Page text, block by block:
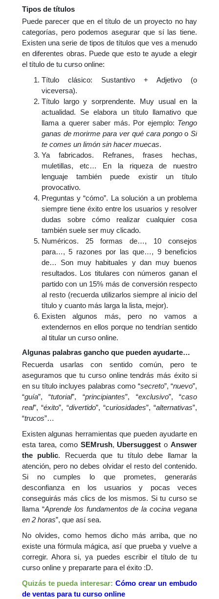
Tipos de títulos
Puede parecer que en el título de un proyecto no hay
categorías, pero podemos asegurar que sí las tiene.
Existen una serie de tipos de títulos que ves a menudo
en diferentes obras. Puede que esto te ayude a elegir
el título de tu curso online:
Título clásico: Sustantivo + Adjetivo (o
viceversa).
Título largo y sorprendente. Muy usual en la
actualidad. Se elabora un título llamativo que
llama a querer saber más. Por ejemplo: Tengo
ganas de morirme para ver qué cara pongooSi
te comes un limón sin hacer muecas.
Ya fabricados. Refranes, frases hechas,
muletillas, etc… En la riqueza de nuestro
lenguaje también puede existir un título
provocativo.
Preguntas y “cómo”. La solución a un problema
siempre tiene éxito entre los usuarios y resolver
dudas sobre cómo realizar cualquier cosa
también suele ser muy clicado.
Numéricos. 25 formas de…, 10 consejos
para…, 5 razones por las que…, 9 beneficios
de… Son muy habituales y dan muy buenos
resultados. Los titulares con números ganan el
partido con un 15% más de conversión respecto
al resto (recuerda utilizarlos siempre al inicio del
título y cuanto más larga la lista, mejor).
Existen algunos más, pero no vamos a
extendernos en ellos porque no tendrían sentido
al titular un curso online.
Algunas palabras gancho que pueden ayudarte…
Recuerda usarlas con sentido común, pero te
aseguramos que tu curso online tendrás más éxito si
en su título incluyes palabras como “secreto”, “nuevo”,
“guía”, “tutorial”, “principiantes”, “exclusivo”, “caso
real”, “éxito”, “divertido”, “curiosidades”, “alternativas”,
“trucos”…
Existen algunas herramientas que pueden ayudarte en
esta tarea, como SEMrush, Ubersuggest oAnswer
the public. Recuerda que tu título debe llamar la
atención, pero no debes olvidar el resto del contenido.
Si no cumples lo que prometes, generarás
desconfianza en los usuarios y pocas veces
conseguirás más clics de los mismos. Si tu curso se
llama “Aprende los fundamentos de la cocina vegana
en 2 horas”, que así sea.
No olvides, como hemos dicho más arriba, que no
existe una fórmula mágica, así que prueba y vuelve a
corregir. Ahora si, ya puedes escribir el título de tu
curso online y prepararte para el éxito :D.
Quizás te pueda interesar: Cómo crear un embudo
de ventas para tu curso online